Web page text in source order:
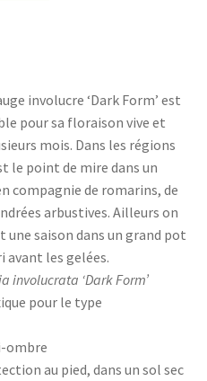
involucre ‘Dark Form’ est
pour sa floraison vive et
mois. Dans les régions
le point de mire dans un
compagnie de romarins, de
arbustives. Ailleurs on
saison dans un grand pot
avant les gelées.
involucrata ‘Dark Form’
pour le type
ombre
au pied, dans un sol sec